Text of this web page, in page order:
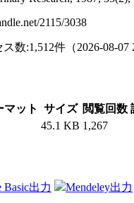
2115/3038
ス数:1,512件 （2026-08-07
マット サイズ 閲覧回数
45.1 KB 1,267
Basic出力 Mendeley出力